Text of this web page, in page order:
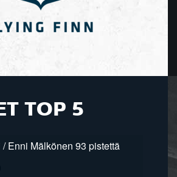
TOP 5
Enni Mälkönen 93 pistettä